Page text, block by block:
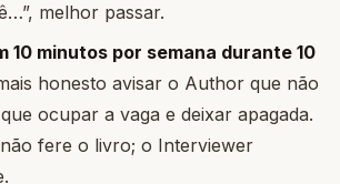
melhor passar.
10 minutos por semana durante 10
honesto avisar o Author que não
ocupar a vaga e deixar apagada.
fere o livro; o Interviewer